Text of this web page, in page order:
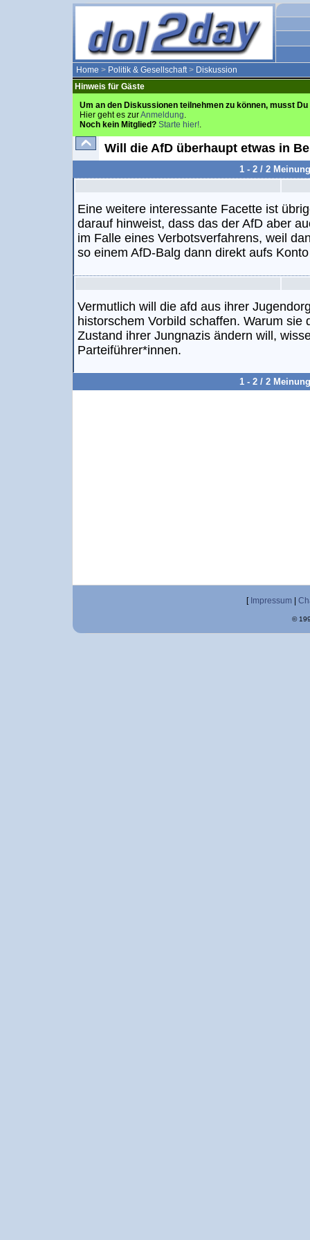
Home > Politik & Gesellschaft> Diskussion
Hinweis für Gäste
Um an den Diskussionen teilnehmen zu können, musst
Hier geht es zurAnmeldung.
Noch kein Mitglied? Starte hier!.
Will die AfD überhaupt etwas in
1 - 2 / 2
Eine weitere interessante Facette ist
darauf hinweist, dass das der AfD aber
im Falle eines Verbotsverfahrens, weil
so einem AfD-Balg dann direkt aufs
Vermutlich will die afd aus ihrer
historschem Vorbild schaffen. Warum sie
Zustand ihrer Jungnazis ändern will,
Parteiführer*innen.
1 - 2 / 2
[ Impressum
©